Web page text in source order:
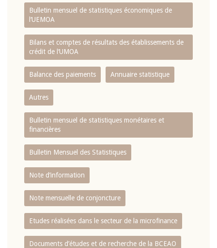
Bulletin mensuel de statistiques économiques de
l‘UEMOA
Bilans et comptes de résultats des établissements de
crédit de l‘UMOA
Balance des paiements Annuaire statistique
Autres
Bulletin mensuel de statistiques monétaires et
financières
Bulletin Mensuel des Statistiques
Note d’information
Note mensuelle de conjoncture
Etudes réalisées dans le secteur de la microfinance
Documents d’études et de recherche de la BCEAO